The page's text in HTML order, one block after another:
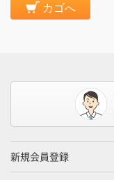
カゴへ
新規会員登録